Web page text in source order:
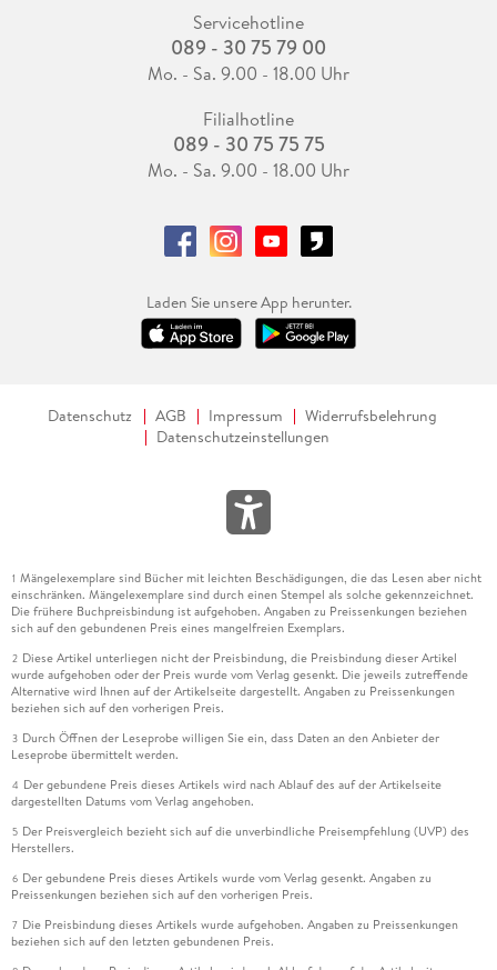
Servicehotline
089 - 30 75 79 00
Mo. - Sa. 9.00 - 18.00 Uhr
Filialhotline
089 - 30 75 75 75
Mo. - Sa. 9.00 - 18.00 Uhr
Laden Sie unsere App herunter.
Datenschutz AGB Impressum
Widerrufsbelehrung
Datenschutzeinstellungen
1 Mängelexemplare sind Bücher mit leichten Beschädigungen, die das Lesen aber nicht
einschränken. Mängelexemplare sind durch einen Stempel als solche gekennzeichnet.
Die frühere Buchpreisbindung ist aufgehoben. Angaben zu Preissenkungen beziehen
sich auf den gebundenen Preis eines mangelfreien Exemplars.
2 Diese Artikel unterliegen nicht der Preisbindung, die Preisbindung dieser Artikel
wurde aufgehoben oder der Preis wurde vom Verlag gesenkt. Die jeweils zutreffende
Alternative wird Ihnen auf der Artikelseite dargestellt. Angaben zu Preissenkungen
beziehen sich auf den vorherigen Preis.
3 Durch Öffnen der Leseprobe willigen Sie ein, dass Daten an den Anbieter der
Leseprobe übermittelt werden.
4 Der gebundene Preis dieses Artikels wird nach Ablauf des auf der Artikelseite
dargestellten Datums vom Verlag angehoben.
5 Der Preisvergleich bezieht sich auf die unverbindliche Preisempfehlung (UVP) des
Herstellers.
6 Der gebundene Preis dieses Artikels wurde vom Verlag gesenkt. Angaben zu
Preissenkungen beziehen sich auf den vorherigen Preis.
7 Die Preisbindung dieses Artikels wurde aufgehoben. Angaben zu Preissenkungen
beziehen sich auf den letzten gebundenen Preis.